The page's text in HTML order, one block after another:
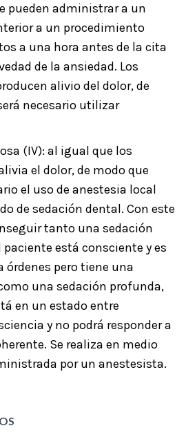
pueden administrar a un
a un procedimiento
a una hora antes de la cita
de la ansiedad. Los
alivio del dolor, de
necesario utilizar
(IV): al igual que los
el dolor, de modo que
el uso de anestesia local
de sedación dental. Con este
tanto una sedación
está consciente y es
órdenes pero tiene una
una sedación profunda,
en un estado entre
y no podrá responder a
Se realiza en medio
por un anestesista.